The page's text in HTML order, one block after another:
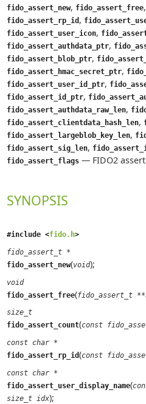
fido_assert_new, fido_assert_free,
fido_assert_rp_id,
fido_assert_user_icon,
fido_assert_authdata_ptr,
fido_assert_blob_ptr,
fido_assert_hmac_secret_ptr,
fido_assert_user_id_ptr,
fido_assert_id_ptr,
fido_assert_authdata_raw_len,
fido_assert_clientdata_hash_len,
fido_assert_largeblob_key_len,
fido_assert_sig_len,
fido_assert_flags— FIDO2
SYNOPSIS
#include <fido.h>
fido_assert_t *
fido_assert_new(void);
void
fido_assert_free(fido_assert_t
size_t
fido_assert_count(const
const char *
fido_assert_rp_id(const
const char *
fido_assert_user_display_name(
size_t idx);